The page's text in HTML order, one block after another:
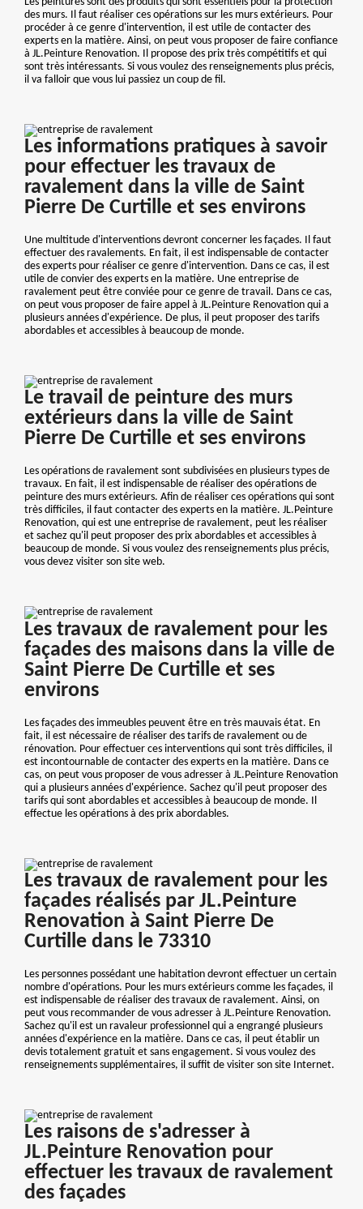
des murs. Il faut réaliser ces opérations sur les murs extérieurs. Pour
procéder à ce genre d'intervention, il est utile de contacter des
experts en la matière. Ainsi, on peut vous proposer de faire confiance
à JL.Peinture Renovation. Il propose des prix très compétitifs et qui
sont très intéressants. Si vous voulez des renseignements plus précis,
il va falloir que vous lui passiez un coup de fil.
Les informations pratiques à savoir
pour effectuer les travaux de
ravalement dans la ville de Saint
Pierre De Curtille et ses environs
Une multitude d'interventions devront concerner les façades. Il faut
effectuer des ravalements. En fait, il est indispensable de contacter
des experts pour réaliser ce genre d'intervention. Dans ce cas, il est
utile de convier des experts en la matière. Une entreprise de
ravalement peut être conviée pour ce genre de travail. Dans ce cas,
on peut vous proposer de faire appel à JL.Peinture Renovation qui a
plusieurs années d'expérience. De plus, il peut proposer des tarifs
abordables et accessibles à beaucoup de monde.
Le travail de peinture des murs
extérieurs dans la ville de Saint
Pierre De Curtille et ses environs
Les opérations de ravalement sont subdivisées en plusieurs types de
travaux. En fait, il est indispensable de réaliser des opérations de
peinture des murs extérieurs. Afin de réaliser ces opérations qui sont
très difficiles, il faut contacter des experts en la matière. JL.Peinture
Renovation, qui est une entreprise de ravalement, peut les réaliser
et sachez qu'il peut proposer des prix abordables et accessibles à
beaucoup de monde. Si vous voulez des renseignements plus précis,
vous devez visiter son site web.
Les travaux de ravalement pour les
façades des maisons dans la ville de
Saint Pierre De Curtille et ses
environs
Les façades des immeubles peuvent être en très mauvais état. En
fait, il est nécessaire de réaliser des tarifs de ravalement ou de
rénovation. Pour effectuer ces interventions qui sont très difficiles, il
est incontournable de contacter des experts en la matière. Dans ce
cas, on peut vous proposer de vous adresser à JL.Peinture Renovation
qui a plusieurs années d'expérience. Sachez qu'il peut proposer des
tarifs qui sont abordables et accessibles à beaucoup de monde. Il
effectue les opérations à des prix abordables.
Les travaux de ravalement pour les
façades réalisés par JL.Peinture
Renovation à Saint Pierre De
Curtille dans le 73310
Les personnes possédant une habitation devront effectuer un certain
nombre d'opérations. Pour les murs extérieurs comme les façades, il
est indispensable de réaliser des travaux de ravalement. Ainsi, on
peut vous recommander de vous adresser à JL.Peinture Renovation.
Sachez qu'il est un ravaleur professionnel qui a engrangé plusieurs
années d'expérience en la matière. Dans ce cas, il peut établir un
devis totalement gratuit et sans engagement. Si vous voulez des
renseignements supplémentaires, il suffit de visiter son site Internet.
Les raisons de s'adresser à
JL.Peinture Renovation pour
effectuer les travaux de ravalement
des façades